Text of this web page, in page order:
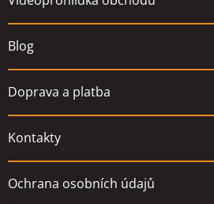
Blog
Doprava a platba
Kontakty
Ochrana osobních údajů